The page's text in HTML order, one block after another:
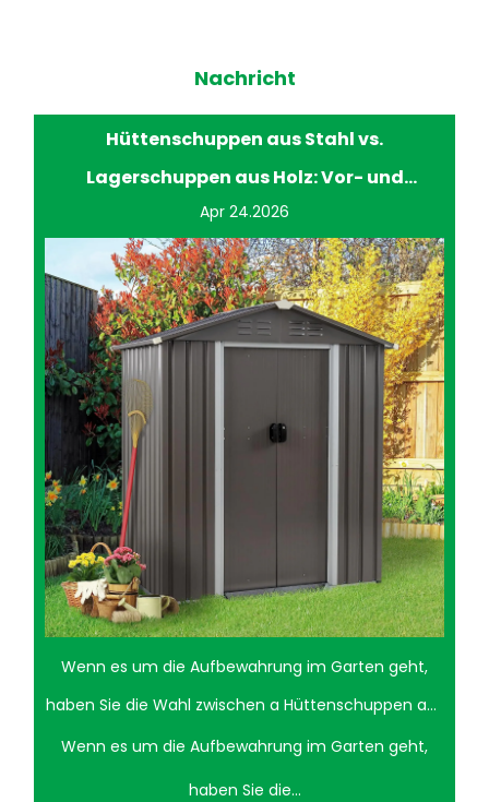
Nachricht
Hüttenschuppen aus Stahl vs.
Lagerschuppen aus Holz: Vor- und
Nachteile
Apr 24.2026
Wenn es um die Aufbewahrung im Garten geht,
haben Sie die Wahl zwischen a Hüttenschuppen aus
Stahl und ein Lagerschuppen aus Holz kann eine
schwierige Entscheidung sein. Beide Optionen
Wenn es um die Aufbewahrung im Garten geht,
haben Sie die...